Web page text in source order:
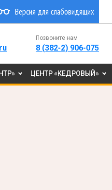
Версия для слабовидящих
Позвоните нам
8 (382-2) 906-075
ЦЕНТР «КЕДРОВЫЙ»